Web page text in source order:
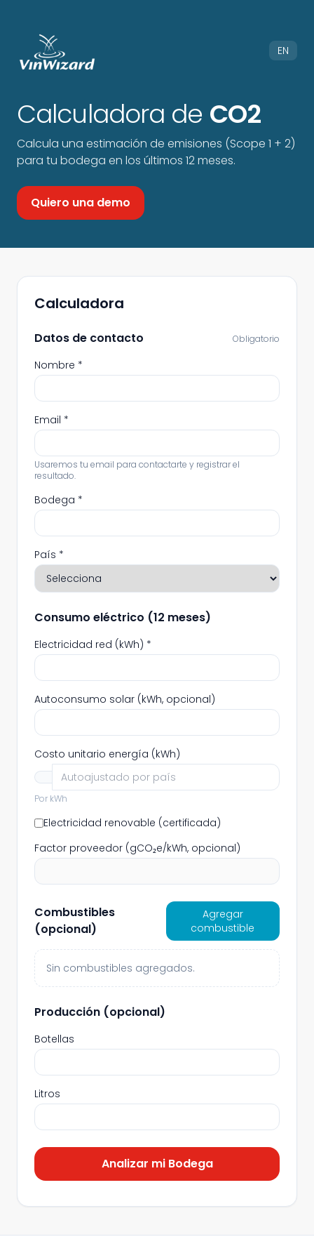
EN
Calculadora de CO2
Calcula una estimación de emisiones (Scope 1 + 2)
para tu bodega en los últimos 12 meses.
Quiero una demo
Calculadora
Datos de contacto Obligatorio
Nombre *
Email *
Usaremos tu email para contactarte y registrar el
resultado.
Bodega *
País *
Consumo eléctrico (12 meses)
Electricidad red (kWh) *
Autoconsumo solar (kWh, opcional)
Costo unitario energía (kWh)
Por kWh
Electricidad renovable (certificada)
Factor proveedor (gCO₂e/kWh, opcional)
Combustibles
(opcional)
Agregar
combustible
Sin combustibles agregados.
Producción (opcional)
Botellas
Litros
Analizar mi Bodega